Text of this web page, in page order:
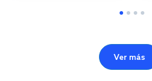
Ver más